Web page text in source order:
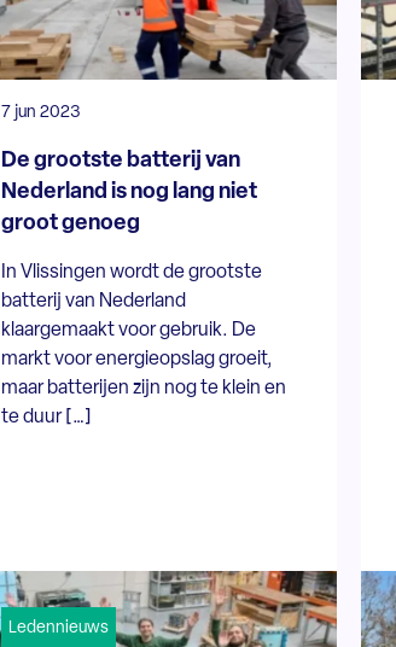
7 jun 2023
De grootste batterij van
Nederland is nog lang niet
groot genoeg
In Vlissingen wordt de grootste
batterij van Nederland
klaargemaakt voor gebruik. De
markt voor energieopslag groeit,
maar batterijen zijn nog te klein en
te duur […]
Ledennieuws